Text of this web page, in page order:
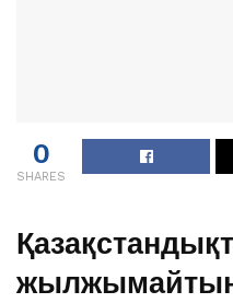
0
SHARES
жылжымайтын